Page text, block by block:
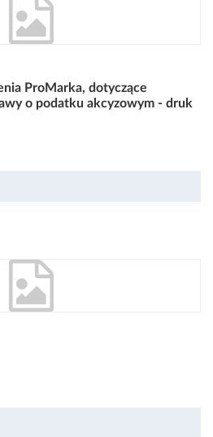
ProMarka, dotyczące
o podatku akcyzowym - druk